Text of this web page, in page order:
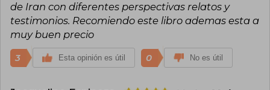
de Iran con diferentes perspectivas relatos y
testimonios. Recomiendo este libro ademas esta a
muy buen precio
3 Esta opinión es útil 0 No es útil